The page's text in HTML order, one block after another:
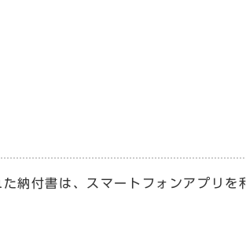
付書は、スマートフォンアプリを